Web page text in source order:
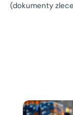
(dokumenty